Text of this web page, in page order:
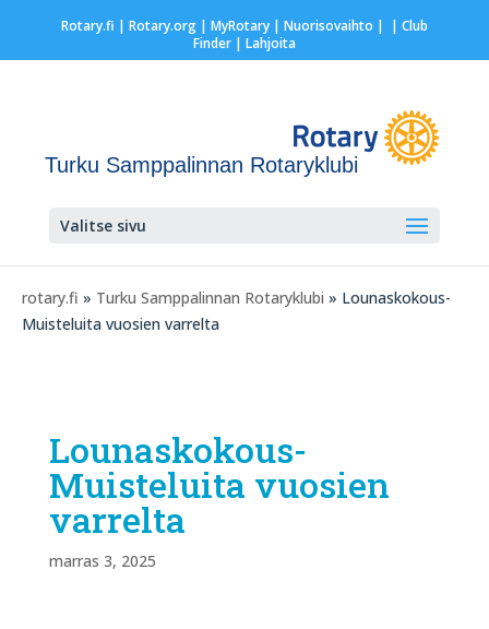
Rotary.fi | Rotary.org| MyRotary | Nuorisovaihto | | Club
Finder| Lahjoita
Turku Samppalinnan Rotaryklubi
Valitse sivu
rotary.fi » Turku Samppalinnan Rotaryklubi » Lounaskokous-
Muisteluita vuosien varrelta
Lounaskokous-
Muisteluita vuosien
varrelta
marras 3, 2025